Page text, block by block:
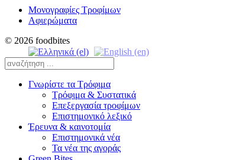
Μονογραφίες Τροφίμων
Αφιερώματα
© 2026 foodbites
Γνωρίστε τα Τρόφιμα
Τρόφιμα & Συστατικά
Επεξεργασία τροφίμων
Επιστημονικό λεξικό
Έρευνα & καινοτομία
Επιστημονικά νέα
Τα νέα της αγοράς